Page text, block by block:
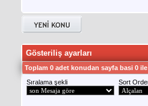
Gösteriliş ayarları
Toplam 0 adet konudan sayfa basi 0
Sıralama şekli
Sort